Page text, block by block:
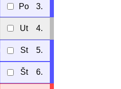
Po 3.
Ut 4.
St 5.
Št 6.